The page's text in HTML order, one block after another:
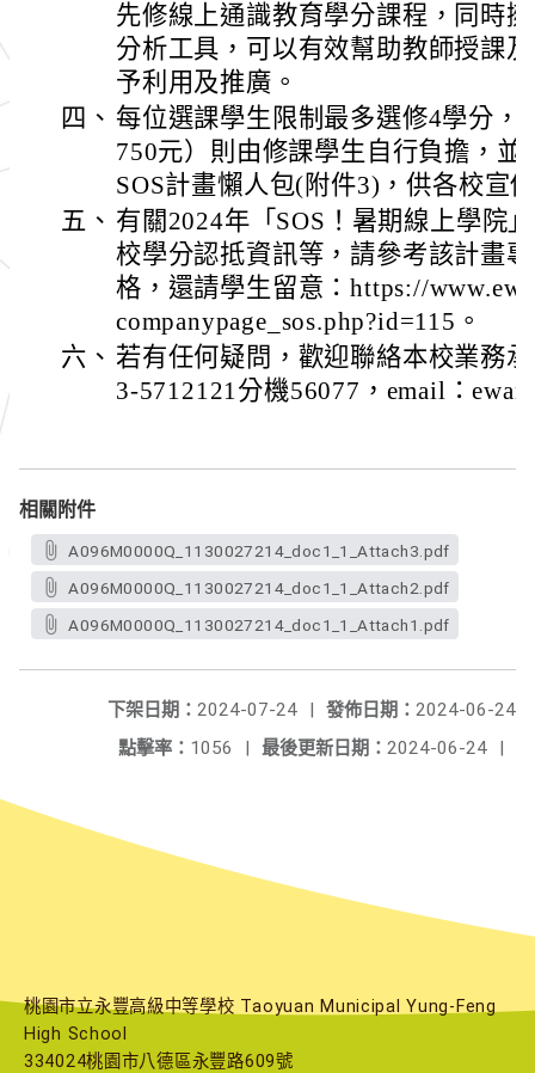
先修線上通識教育學分課程，同時
分析工具，可以有效幫助教師授課
予利用及推廣。
四、 每位選課學生限制最多選修4學分，
750元）則由修課學生自行負擔，並
SOS計畫懶人包(附件3)，供各校宣
五、 有關2024年「SOS！暑期線上學院
校學分認抵資訊等，請參考該計畫
格，還請學生留意：https://
companypage_sos.php?id=115。
六、 若有任何疑問，歡迎聯絡本校業務
3-5712121分機56077，email：
相關附件
A096M0000Q_1130027214_doc1_1_Attach3.pdf
A096M0000Q_1130027214_doc1_1_Attach2.pdf
A096M0000Q_1130027214_doc1_1_Attach1.pdf
發佈日期： 2024-06-24
下架日期： 2024-07-24
|
最後更新日期： 2024-06-24 |
點擊率： 1056 |
桃園市立永豐高級中等學校 Taoyuan Municipal Yung-Feng
High School
334024桃園市八德區永豐路609號